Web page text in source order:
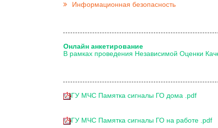
Информационная безопасность
Онлайн анкетирование
В рамках проведения Независимой Оценки
ГУ МЧС Памятка сигналы ГО дома .pdf
ГУ МЧС Памятка сигналы ГО на работе .pdf